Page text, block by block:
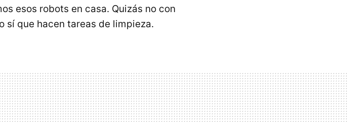
esos robots en casa. Quizás no con
sí que hacen tareas de limpieza.